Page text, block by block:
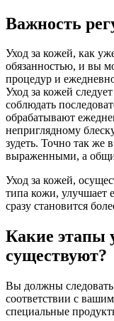
Важность
Уход за кожей, как
обязанностью, и вы
процедур и
Уход за кожей
соблюдать
обрабатывают
неприглядному
зудеть. Точно так же
выраженными, а
Уход за кожей,
типа кожи, улучшает
сразу становится
Какие этапы
существуют?
Вы должны следовать
соответствии с
специальные